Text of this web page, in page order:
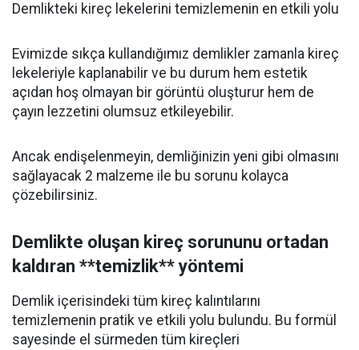
Demlikteki kireç lekelerini temizlemenin en etkili yolu
Evimizde sıkça kullandığımız demlikler zamanla kireç
lekeleriyle kaplanabilir ve bu durum hem estetik
açıdan hoş olmayan bir görüntü oluşturur hem de
çayın lezzetini olumsuz etkileyebilir.
Ancak endişelenmeyin, demliğinizin yeni gibi olmasını
sağlayacak 2 malzeme ile bu sorunu kolayca
çözebilirsiniz.
Demlikte oluşan kireç sorununu ortadan
kaldıran **temizlik** yöntemi
Demlik içerisindeki tüm kireç kalıntılarını
temizlemenin pratik ve etkili yolu bulundu. Bu formül
sayesinde el sürmeden tüm kireçleri